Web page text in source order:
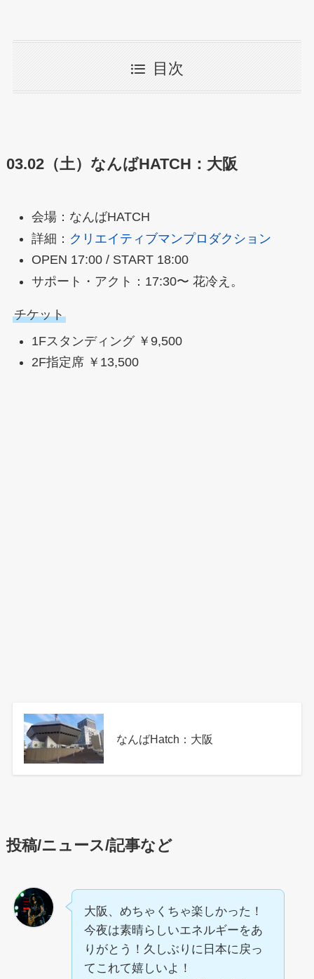
目次
03.02（土）なんばHATCH：大阪
会場：なんばHATCH
詳細： クリエイティブマンプロダクション
OPEN 17:00 / START 18:00
サポート・アクト：17:30〜 花冷え。
チケット
1Fスタンディング ￥9,500
2F指定席 ￥13,500
なんばHatch：大阪
投稿/ニュース/記事など
大阪、めちゃくちゃ楽しかった！
今夜は素晴らしいエネルギーをあ
りがとう！久しぶりに日本に戻っ
てこれて嬉しいよ！